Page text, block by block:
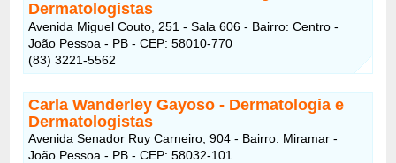
Dermatologistas
Avenida Miguel Couto, 251 - Sala 606 - Bairro: Centro -
João Pessoa - PB - CEP: 58010-770
(83) 3221-5562
Carla Wanderley Gayoso- Dermatologia e
Dermatologistas
Avenida Senador Ruy Carneiro, 904 - Bairro: Miramar -
João Pessoa - PB - CEP: 58032-101